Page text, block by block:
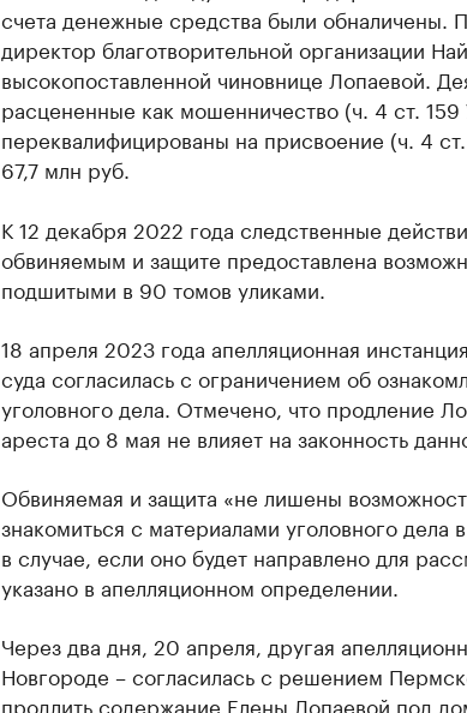
счета денежные средства были обналичены.
директор благотворительной организации
высокопоставленной чиновнице Лопаевой.
расцененные как мошенничество (ч. 4 ст. 159
переквалифицированы на присвоение (ч. 4
67,7 млн руб.
К 12 декабря 2022 года следственные
обвиняемым и защите предоставлена
подшитыми в 90 томов уликами.
18 апреля 2023 года апелляционная
суда согласилась с ограничением об
уголовного дела. Отмечено, что продление
ареста до 8 мая не влияет на законность
Обвиняемая и защита «не лишены
знакомиться с материалами уголовного дела
в случае, если оно будет направлено для
указано в апелляционном определении.
Через два дня, 20 апреля, другая
Новгороде – согласилась с решением
продлить содержание Елены Лопаевой под